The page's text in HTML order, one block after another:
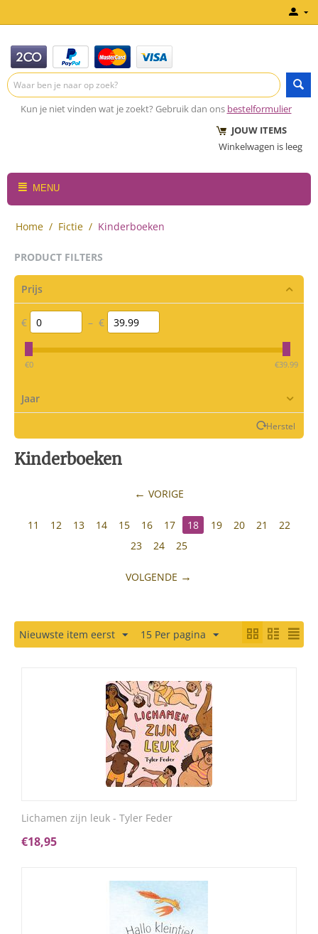
Kun je niet vinden wat je zoekt? Gebruik dan ons bestelformulier
JOUW ITEMS
Winkelwagen is leeg
MENU
Home / Fictie / Kinderboeken
PRODUCT FILTERS
Prijs
€ – €
‎€0 ‎€39.99
Jaar
Herstel
Kinderboeken
VORIGE
11 12 13 14 15 16 17 18 19 20 21
22
23
24 25
VOLGENDE
Nieuwste item eerst 15 Per pagina
Lichamen zijn leuk - Tyler Feder
€18,95